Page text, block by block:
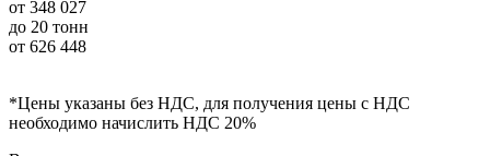
от 348 027
до 20 тонн
от 626 448
*Цены указаны без НДС, для получения цены с НДС
необходимо начислить НДС 20%